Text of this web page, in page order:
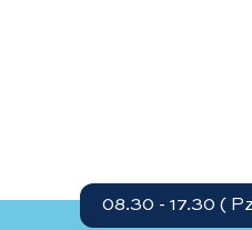
08.30 - 17.30 (